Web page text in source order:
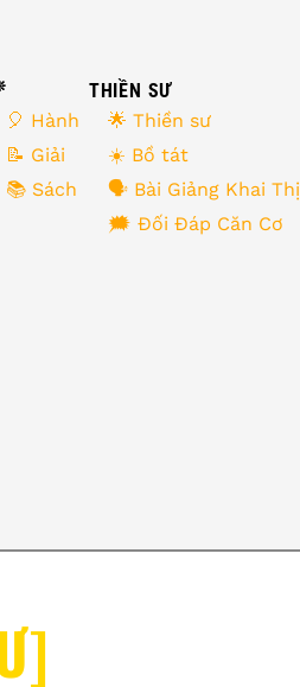
🎈 Hành
📝 Giải
📚 Sách
THIỀN SƯ
🌟 Thiền sư
☀️ Bồ tát
🗣 Bài Giảng Khai Thị
🗯 Đối Đáp Căn Cơ